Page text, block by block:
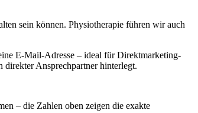
sein können. Physiotherapie führen wir auch
E-Mail-Adresse – ideal für Direktmarketing-
direkter Ansprechpartner hinterlegt.
– die Zahlen oben zeigen die exakte